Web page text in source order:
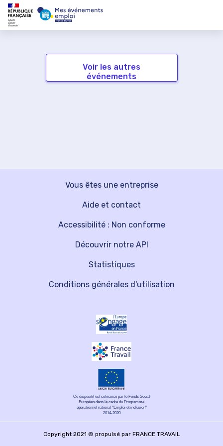
Voir les autres
événements
Vous êtes une entreprise
Découvrir notre API
Aide et contact
Statistiques
Accessibilité : Non conforme
Conditions générales d'utilisation
Ce dispositif est cofinancé par le Fonds Social
Européen dans le cadre du Programme
opérationnel national "Emploi et inclusion"
2014-2020
Copyright 2021 © propulsé par FRANCE TRAVAIL